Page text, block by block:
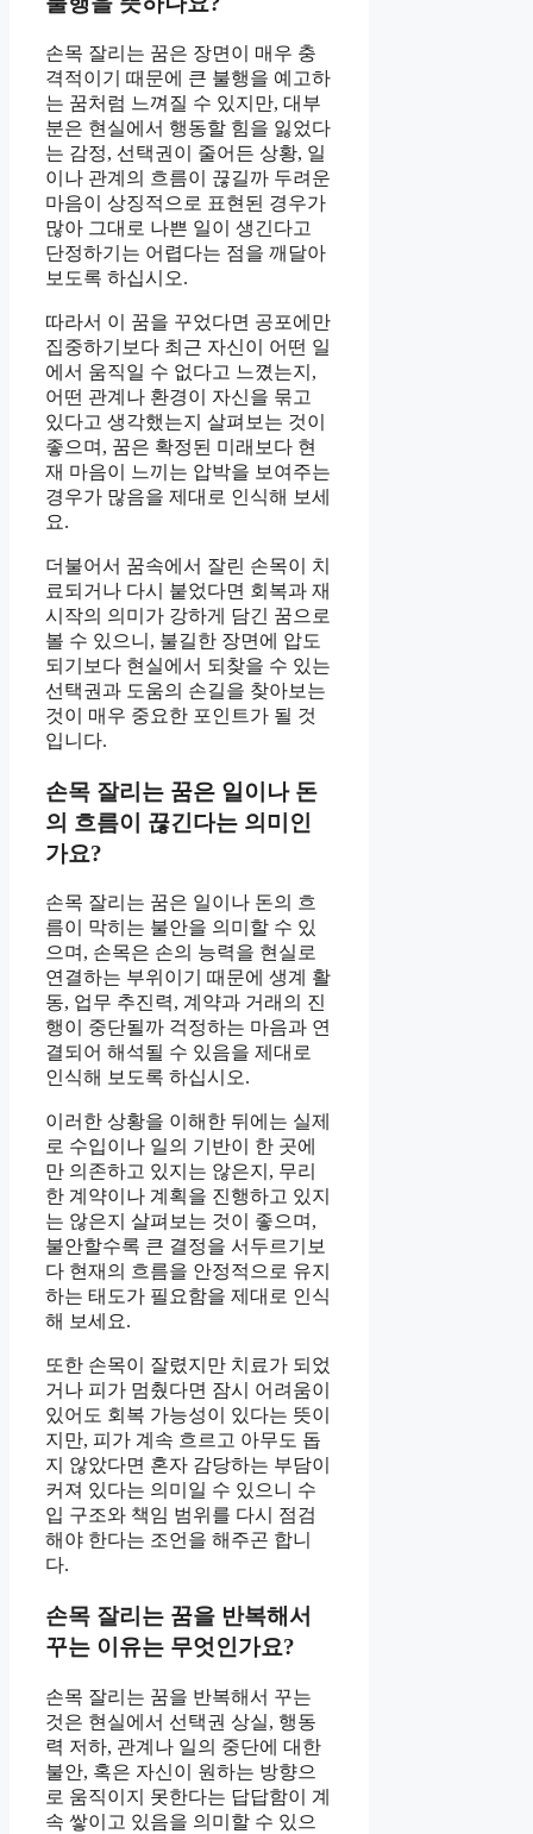
손목 잘리는 꿈은 장면이 매우 충
격적이기 때문에 큰 불행을 예고하
는 꿈처럼 느껴질 수 있지만, 대부
분은 현실에서 행동할 힘을 잃었다
는 감정, 선택권이 줄어든 상황, 일
이나 관계의 흐름이 끊길까 두려운
마음이 상징적으로 표현된 경우가
많아 그대로 나쁜 일이 생긴다고
단정하기는 어렵다는 점을 깨달아
보도록 하십시오.
따라서 이 꿈을 꾸었다면 공포에만
집중하기보다 최근 자신이 어떤 일
에서 움직일 수 없다고 느꼈는지,
어떤 관계나 환경이 자신을 묶고
있다고 생각했는지 살펴보는 것이
좋으며, 꿈은 확정된 미래보다 현
재 마음이 느끼는 압박을 보여주는
경우가 많음을 제대로 인식해 보세
요.
더불어서 꿈속에서 잘린 손목이 치
료되거나 다시 붙었다면 회복과 재
시작의 의미가 강하게 담긴 꿈으로
볼 수 있으니, 불길한 장면에 압도
되기보다 현실에서 되찾을 수 있는
선택권과 도움의 손길을 찾아보는
것이 매우 중요한 포인트가 될 것
입니다.
손목 잘리는 꿈은 일이나 돈
의 흐름이 끊긴다는 의미인
가요?
손목 잘리는 꿈은 일이나 돈의 흐
름이 막히는 불안을 의미할 수 있
으며, 손목은 손의 능력을 현실로
연결하는 부위이기 때문에 생계 활
동, 업무 추진력, 계약과 거래의 진
행이 중단될까 걱정하는 마음과 연
결되어 해석될 수 있음을 제대로
인식해 보도록 하십시오.
이러한 상황을 이해한 뒤에는 실제
로 수입이나 일의 기반이 한 곳에
만 의존하고 있지는 않은지, 무리
한 계약이나 계획을 진행하고 있지
는 않은지 살펴보는 것이 좋으며,
불안할수록 큰 결정을 서두르기보
다 현재의 흐름을 안정적으로 유지
하는 태도가 필요함을 제대로 인식
해 보세요.
또한 손목이 잘렸지만 치료가 되었
거나 피가 멈췄다면 잠시 어려움이
있어도 회복 가능성이 있다는 뜻이
지만, 피가 계속 흐르고 아무도 돕
지 않았다면 혼자 감당하는 부담이
커져 있다는 의미일 수 있으니 수
입 구조와 책임 범위를 다시 점검
해야 한다는 조언을 해주곤 합니
다.
손목 잘리는 꿈을 반복해서
꾸는 이유는 무엇인가요?
손목 잘리는 꿈을 반복해서 꾸는
것은 현실에서 선택권 상실, 행동
력 저하, 관계나 일의 중단에 대한
불안, 혹은 자신이 원하는 방향으
로 움직이지 못한다는 답답함이 계
속 쌓이고 있음을 의미할 수 있으